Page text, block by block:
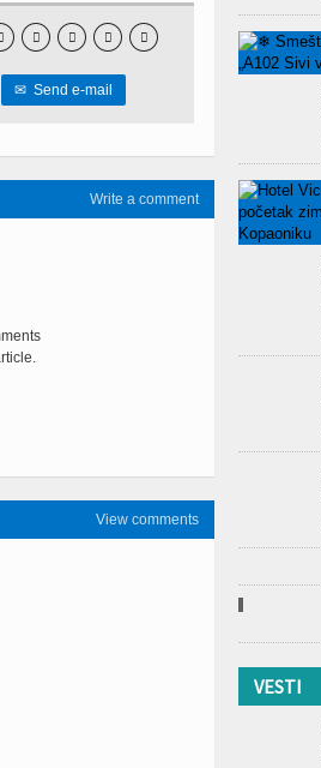
   
✉ Send e-mail
Write a comment
View comments
VESTI